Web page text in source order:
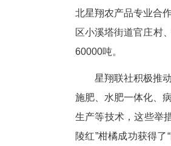
护航产业增效